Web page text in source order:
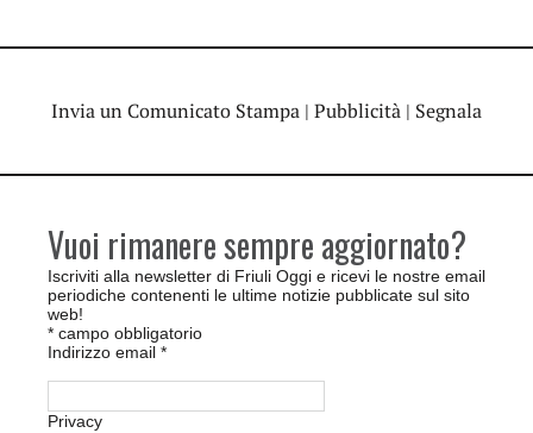
Invia un Comunicato Stampa | Pubblicità | Segnala
Vuoi rimanere sempre aggiornato?
Iscriviti alla newsletter di Friuli Oggi e ricevi le nostre email
periodiche contenenti le ultime notizie pubblicate sul sito
web!
* campo obbligatorio
Indirizzo email *
Privacy